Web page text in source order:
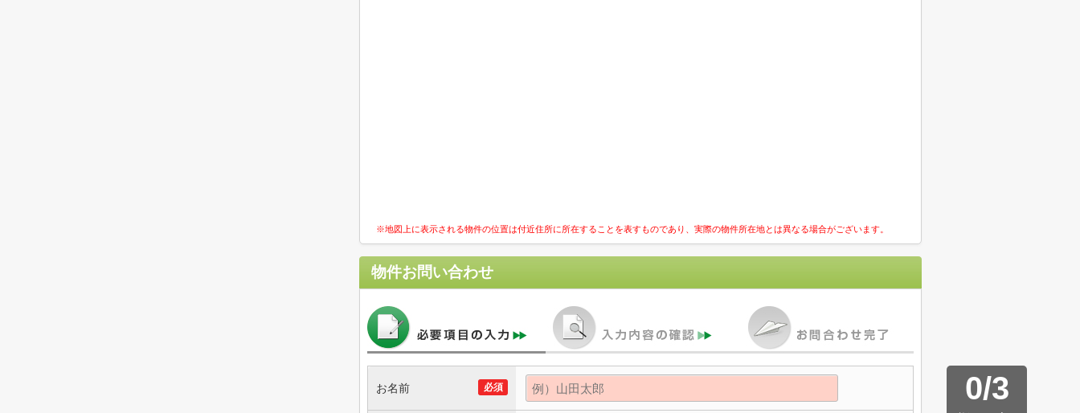
※地図上に表示される物件の位置は付近住所に所在することを表すものであり、実際の物件所在地とは異なる場合がございます。
物件お問い合わせ
0/3
必須
お名前